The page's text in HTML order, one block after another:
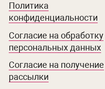
Политика
конфиденциальности
Согласие на обработку
персональных данных
Согласие на получение
рассылки